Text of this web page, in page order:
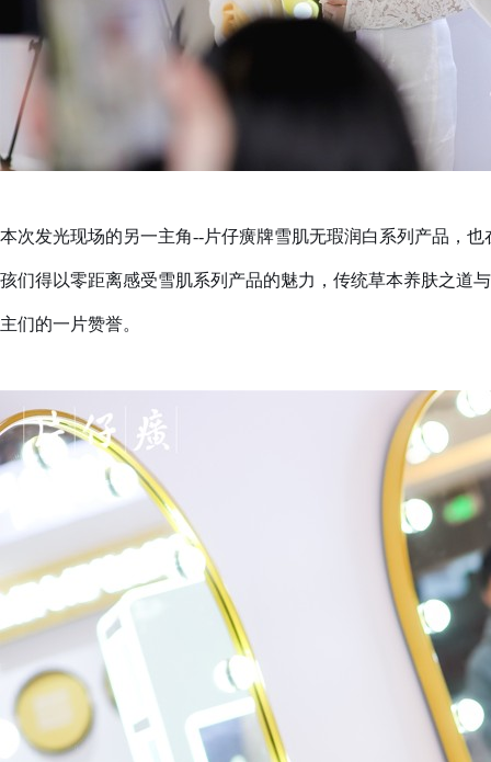
本次发光现场的另一主角--片仔癀牌雪肌无瑕润白系列产品，
孩们得以零距离感受雪肌系列产品的魅力，传统草本养肤之道
主们的一片赞誉。